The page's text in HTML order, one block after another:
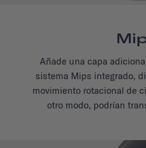
Añade una capa
sistema Mips integrado,
movimiento rotacional de
otro modo, podrían